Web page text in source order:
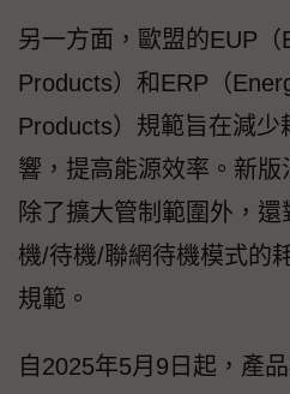
另一方面，歐盟的EUP（
Products）和ERP（
Products）規範旨在減少
響，提高能源效率。新
除了擴大管制範圍外，
機/待機/聯網待機模式的
規範。
自2025年5月9日起，產